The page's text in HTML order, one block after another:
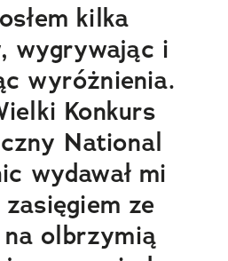
kilka
wygrywając i
wyróżnienia.
Konkurs
National
wydawał mi
ze
olbrzymią